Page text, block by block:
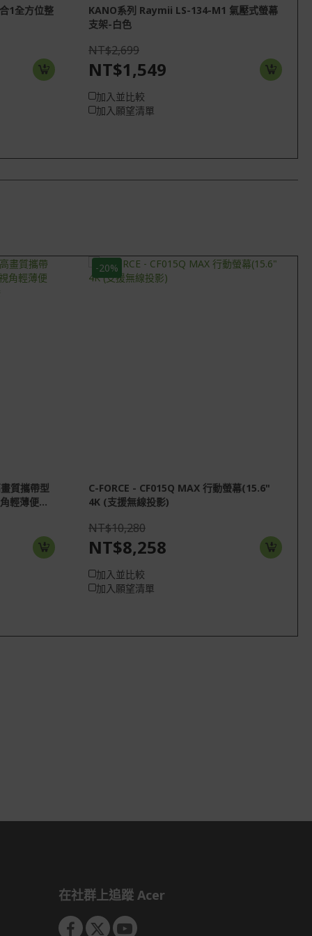
1全方位整
KANO系列 Raymii LS-134-M1 氣壓式螢幕
支架-白色
NT$2,699
NT$1,549
加入並比較
加入願望清單
質攜帶型
輕薄便...
-20%
C-FORCE - CF015Q MAX 行動螢幕(15.6"
4K (支援無線投影)
NT$10,280
NT$8,258
加入並比較
加入願望清單
在社群上追蹤 Acer